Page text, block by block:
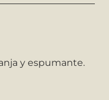
y espumante.